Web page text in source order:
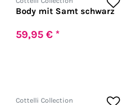
Body mit Samt schwarz
59,95 € *
Cottelli Collection